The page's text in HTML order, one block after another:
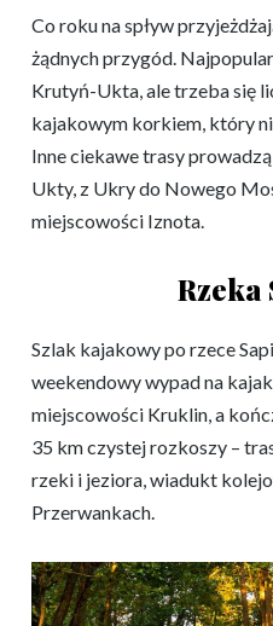
Co roku na spływ
żądnych przygód.
Krutyń-Ukta, ale trzeba się
kajakowym korkiem, który
Inne ciekawe trasy
Ukty, z Ukry do Nowego
miejscowości Iznota.
Rzeka
Szlak kajakowy po rzece
weekendowy wypad na
miejscowości Kruklin, a
35 km czystej rozkoszy –
rzeki i jeziora, wiadukt
Przerwankach.